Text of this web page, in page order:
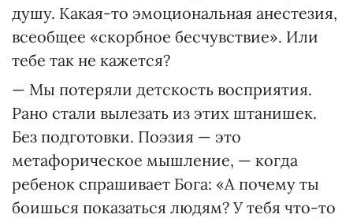
душу. Какая-то эмоциональная анестезия,
всеобщее «скорбное бесчувствие». Или
тебе так не кажется?
— Мы потеряли детскость восприятия.
Рано стали вылезать из этих штанишек.
Без подготовки. Поэзия — это
метафорическое мышление, — когда
ребенок спрашивает Бога: «А почему ты
боишься показаться людям? У тебя что-то